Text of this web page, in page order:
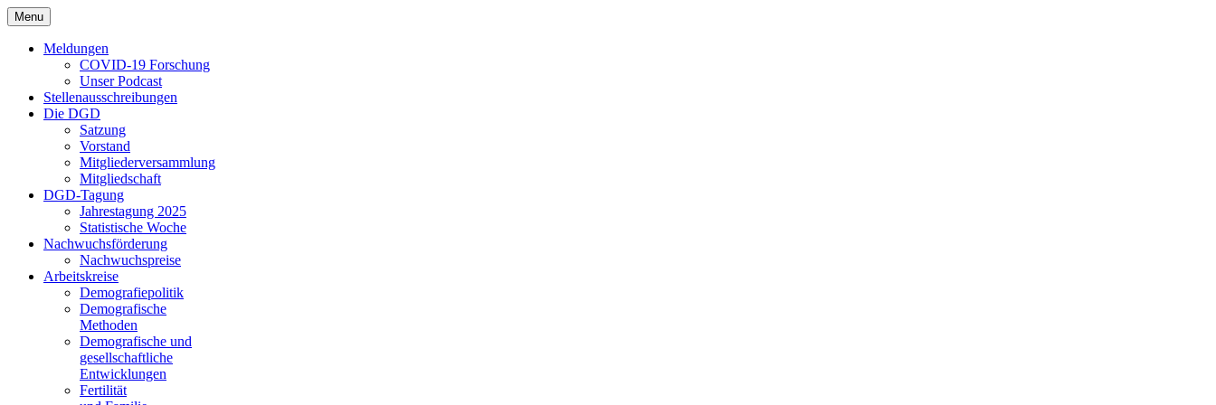
Menu
Meldungen
COVID-19 Forschung
Unser Podcast
Stellenausschreibungen
Die DGD
Satzung
Vorstand
Mitgliederversammlung
Mitgliedschaft
DGD-Tagung
Jahrestagung 2025
Statistische Woche
Nachwuchsförderung
Nachwuchspreise
Arbeitskreise
Demografiepolitik
Demografische
Methoden
Demografische und
gesellschaftliche
Entwicklungen
Fertilität